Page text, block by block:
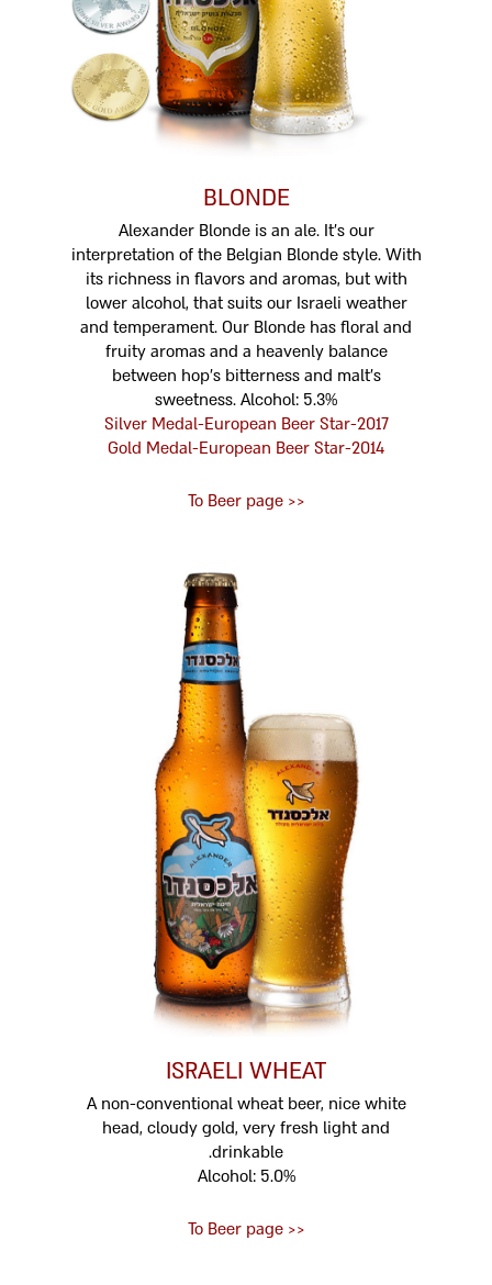
BLONDE
Alexander Blonde is an ale. It’s our
interpretation of the Belgian Blonde style. With
its richness in flavors and aromas, but with
lower alcohol, that suits our Israeli weather
and temperament. Our Blonde has floral and
fruity aromas and a heavenly balance
between hop’s bitterness and malt’s
sweetness. Alcohol: 5.3%
2017-Silver Medal-European Beer Star
2014-Gold Medal-European Beer Star
<< To Beer page
ISRAELI WHEAT
A non-conventional wheat beer, nice white
head, cloudy gold, very fresh light and
drinkable.
Alcohol: 5.0%
<< To Beer page